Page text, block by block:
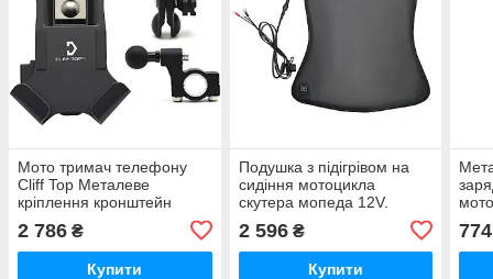
Мото тримач телефону
Cliff Top Металеве
кріплення кронштейн
мотоцикла
2 786 ₴
Купити
Подушка з підігрівом на
сидіння мотоцикла
скутера мопеда 12V.
2 596₴
Купити
774